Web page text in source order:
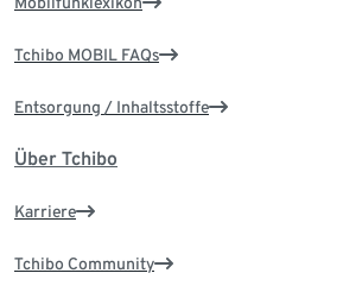
Tchibo MOBIL FAQs
Entsorgung / Inhaltsstoffe
Über Tchibo
Karriere
Tchibo Community